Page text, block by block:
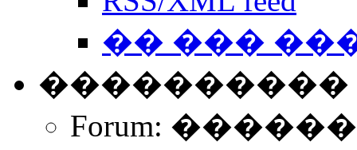
�� ���
����������
Forum: